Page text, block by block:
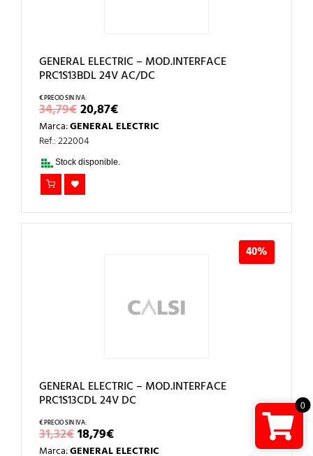
GENERAL ELECTRIC – MOD.INTERFACE
PRC1S13BDL 24V AC/DC
34,79€EL
PRECIO
ORIGINAL
ERA:
34,79€.
20,87€EL
PRECIO
ACTUAL
Marca:GENERAL ELECTRIC
Ref.: 222004
Stock disponible.
40%
GENERAL ELECTRIC – MOD.INTERFACE
PRC1S13CDL 24V DC
31,32€EL
PRECIO
18,79€EL
PRECIO
Marca:GENERAL ELECTRIC
0